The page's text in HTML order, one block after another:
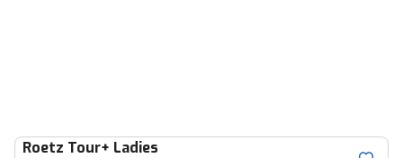
Roetz Tour+ Ladies